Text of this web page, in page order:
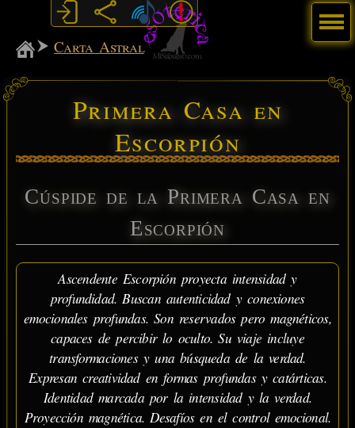
MiSabueso
Carta Astral
Primera Casa en
Escorpión
Cúspide de la Primera Casa en
Escorpión
Ascendente Escorpión proyecta intensidad y
profundidad. Buscan autenticidad y conexiones
emocionales profundas. Son reservados pero magnéticos,
capaces de percibir lo oculto. Su viaje incluye
transformaciones y una búsqueda de la verdad.
Expresan creatividad en formas profundas y catárticas.
Identidad marcada por la intensidad y la verdad.
Proyección magnética. Desafíos en el control emocional.
Menú